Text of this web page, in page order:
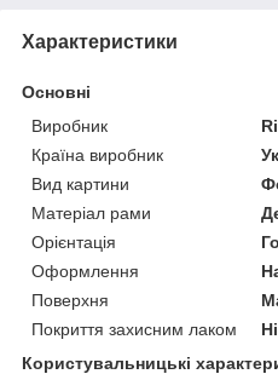
Характеристики
Основні
Виробник
Країна виробник
Вид картини
Матеріал рами
Орієнтація
Оформлення
Поверхня
Покриття захисним лаком
Ні
Користувальницькі